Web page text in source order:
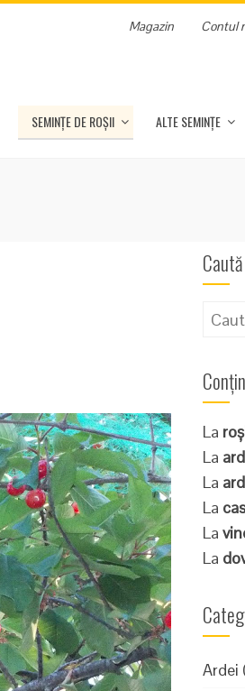
Contul
Magazin
SEMINȚE DE ROȘII ALTE SEMINȚE
Caută
La
La
La
La
La
La
Ardei